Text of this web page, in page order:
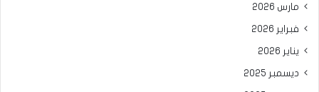
مارس 2026
فبراير 2026
يناير 2026
ديسمبر 2025